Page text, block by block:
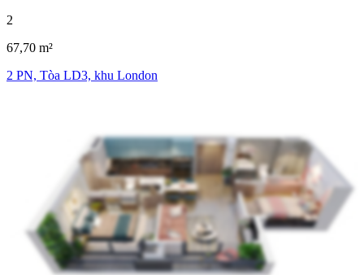
2
67,70 m²
2 PN, Tòa LD3, khu London